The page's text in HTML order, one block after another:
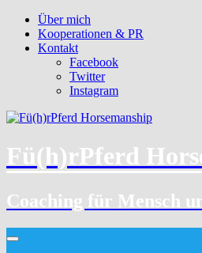
Über mich
Kooperationen & PR
Kontakt
Facebook
Twitter
Instagram
Fü(h)rPferd
Coaching für Mensch